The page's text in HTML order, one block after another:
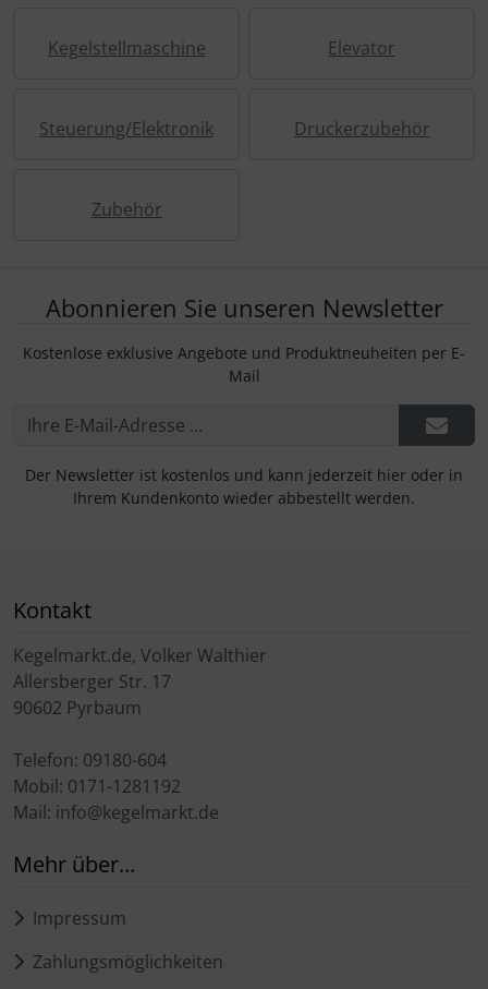
Kegelstellmaschine Elevator
Steuerung/Elektronik Druckerzubehör
Zubehör
Abonnieren Sie unseren Newsletter
Kostenlose exklusive Angebote und Produktneuheiten per E-
Mail
Der Newsletter ist kostenlos und kann jederzeit hier oder in
Ihrem Kundenkonto wieder abbestellt werden.
Kontakt
Kegelmarkt.de, Volker Walthier
Allersberger Str. 17
90602 Pyrbaum
Telefon: 09180-604
Mobil: 0171-1281192
Mail: info@kegelmarkt.de
Mehr über...
Impressum
Zahlungsmöglichkeiten
Glasartikel
Puma